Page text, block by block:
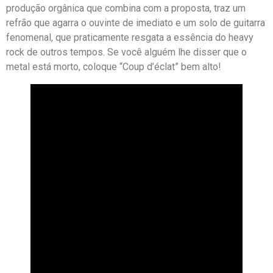
produção orgânica que combina com a proposta, traz um
refrão que agarra o ouvinte de imediato e um solo de guitarra
fenomenal, que praticamente resgata a essência do heavy
rock de outros tempos. Se você alguém lhe disser que o
metal está morto, coloque “Coup d’éclat” bem alto!